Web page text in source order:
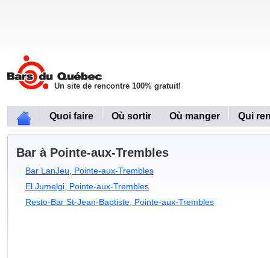
Un site de rencontre 100% gratuit!
Quoi faire Où sortir Où manger Qui
Bar à Pointe-aux-Trembles
Bar LanJeu, Pointe-aux-Trembles
El Jumelgi, Pointe-aux-Trembles
Resto-Bar St-Jean-Baptiste, Pointe-aux-Trembles